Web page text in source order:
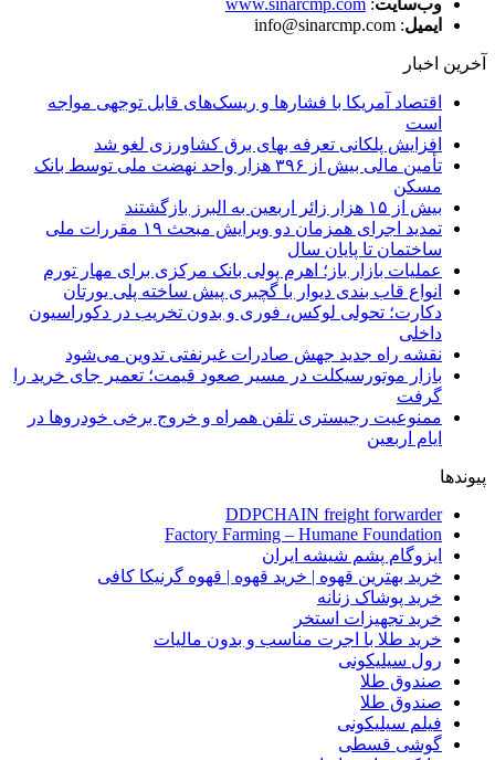
وب‌سایت:
www.sinarcmp.com
ایمیل: info@sinarcmp.com
آخرین اخبار
اقتصاد آمریکا با فشارها و ریسک‌های قابل توجهی مواجه
است
افزایش پلکانی تعرفه بهای برق کشاورزی لغو شد
تأمین مالی بیش از ۳۹۶ هزار واحد نهضت ملی توسط بانک
مسکن
بیش از ۱۵ هزار زائر اربعین به البرز بازگشتند
تمدید اجرای همزمان دو ویرایش مبحث ۱۹ مقررات ملی
ساختمان تا پایان سال
عملیات بازار باز؛ اهرم پولی بانک مرکزی برای مهار تورم
انواع قاب بندی دیوار با گچبری پیش ساخته پلی یورتان
دکارت؛ تحولی لوکس، فوری و بدون تخریب در دکوراسیون
داخلی
نقشه راه جدید جهش صادرات غیرنفتی تدوین می‌شود
بازار موتورسیکلت در مسیر صعود قیمت؛ تعمیر جای خرید را
گرفت
ممنوعیت رجیستری تلفن همراه و خروج برخی خودروها در
ایام اربعین
پیوندها
DDPCHAIN freight forwarder
Factory Farming – Humane Foundation
ایزوگام پشم شیشه ایران
خرید بهترین قهوه | خرید قهوه | قهوه گرنیکا کافی
خرید پوشاک زنانه
خرید تجهیزات استخر
خرید طلا با اجرت مناسب و بدون مالیات
رول سیلیکونی
صندوق طلا
صندوق طلا
فیلم سیلیکونی
گوشی قسطی